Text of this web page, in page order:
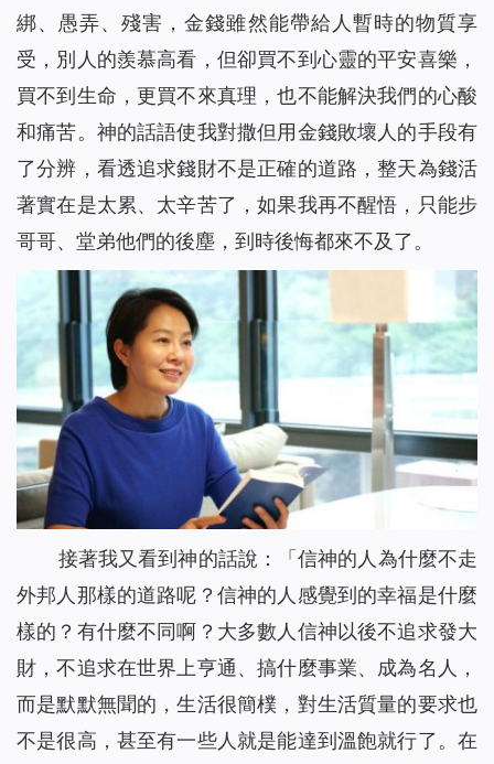
綁、愚弄、殘害，金錢雖然能帶給人暫時的物質享
受，別人的羨慕高看，但卻買不到心靈的平安喜樂，
買不到生命，更買不來真理，也不能解決我們的心酸
和痛苦。神的話語使我對撒但用金錢敗壞人的手段有
了分辨，看透追求錢財不是正確的道路，整天為錢活
著實在是太累、太辛苦了，如果我再不醒悟，只能步
哥哥、堂弟他們的後塵，到時後悔都來不及了。
接著我又看到神的話說：「信神的人為什麼不走
外邦人那樣的道路呢？信神的人感覺到的幸福是什麼
樣的？有什麼不同啊？大多數人信神以後不追求發大
財，不追求在世界上亨通、搞什麼事業、成為名人，
而是默默無聞的，生活很簡樸，對生活質量的要求也
不是很高，甚至有一些人就是能達到溫飽就行了。在